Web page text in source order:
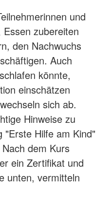
und
zubereiten
den Nachwuchs
Auch
könnte,
einschätzen
sich ab.
Hinweise zu
"Erste Hilfe am Kind"
dem Kurs
ein Zertifikat und
unten, vermitteln